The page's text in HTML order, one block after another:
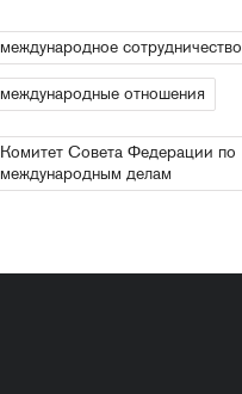
международное сотрудничество
международные отношения
Комитет Совета Федерации по
международным делам